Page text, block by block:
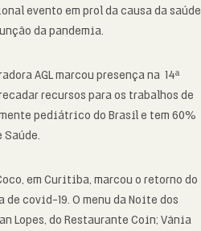
evento em prol da causa da saúde
da pandemia.
AGL marcou presença na 14ª
recursos para os trabalhos de
pediátrico do Brasil e tem 60%
em Curitiba, marcou o retorno do
covid-19. O menu da Noite dos
Lopes, do Restaurante Coin; Vânia